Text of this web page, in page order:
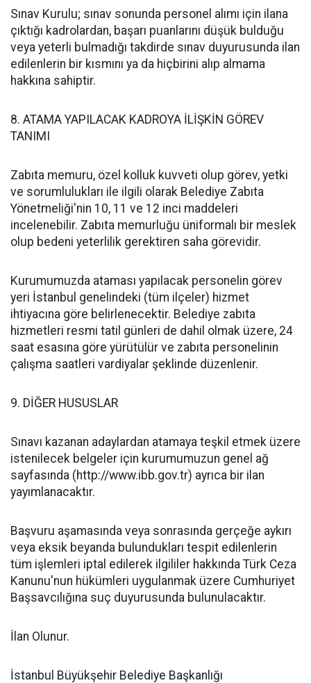
Sınav Kurulu; sınav sonunda personel alımı için ilana
çıktığı kadrolardan, başarı puanlarını düşük bulduğu
veya yeterli bulmadığı takdirde sınav duyurusunda ilan
edilenlerin bir kısmını ya da hiçbirini alıp almama
hakkına sahiptir.
8. ATAMA YAPILACAK KADROYA İLİŞKİN GÖREV
TANIMI
Zabıta memuru, özel kolluk kuvveti olup görev, yetki
ve sorumlulukları ile ilgili olarak Belediye Zabıta
Yönetmeliği'nin 10, 11 ve 12 inci maddeleri
incelenebilir. Zabıta memurluğu üniformalı bir meslek
olup bedeni yeterlilik gerektiren saha görevidir.
Kurumumuzda ataması yapılacak personelin görev
yeri İstanbul genelindeki (tüm ilçeler) hizmet
ihtiyacına göre belirlenecektir. Belediye zabıta
hizmetleri resmi tatil günleri de dahil olmak üzere, 24
saat esasına göre yürütülür ve zabıta personelinin
çalışma saatleri vardiyalar şeklinde düzenlenir.
9. DİĞER HUSUSLAR
Sınavı kazanan adaylardan atamaya teşkil etmek üzere
istenilecek belgeler için kurumumuzun genel ağ
sayfasında (http://www.ibb.gov.tr) ayrıca bir ilan
yayımlanacaktır.
Başvuru aşamasında veya sonrasında gerçeğe aykırı
veya eksik beyanda bulundukları tespit edilenlerin
tüm işlemleri iptal edilerek ilgililer hakkında Türk Ceza
Kanunu'nun hükümleri uygulanmak üzere Cumhuriyet
Başsavcılığına suç duyurusunda bulunulacaktır.
İlan Olunur.
İstanbul Büyükşehir Belediye Başkanlığı